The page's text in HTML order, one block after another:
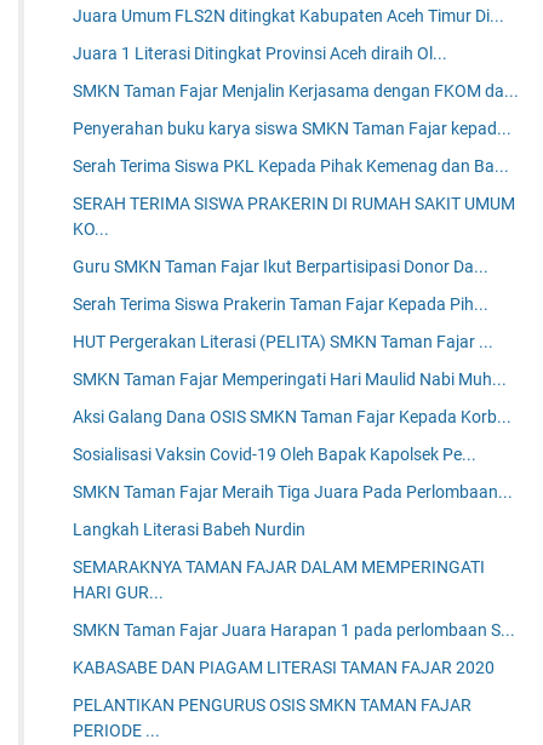
Juara Umum FLS2N ditingkat Kabupaten Aceh Timur Di...
Juara 1 Literasi Ditingkat Provinsi Aceh diraih Ol...
SMKN Taman Fajar Menjalin Kerjasama dengan FKOM da...
Penyerahan buku karya siswa SMKN Taman Fajar kepad...
Serah Terima Siswa PKL Kepada Pihak Kemenag dan Ba...
SERAH TERIMA SISWA PRAKERIN DI RUMAH SAKIT UMUM
KO...
Guru SMKN Taman Fajar Ikut Berpartisipasi Donor Da...
Serah Terima Siswa Prakerin Taman Fajar Kepada Pih...
HUT Pergerakan Literasi (PELITA) SMKN Taman Fajar ...
SMKN Taman Fajar Memperingati Hari Maulid Nabi Muh...
Aksi Galang Dana OSIS SMKN Taman Fajar Kepada Korb...
Sosialisasi Vaksin Covid-19 Oleh Bapak Kapolsek Pe...
SMKN Taman Fajar Meraih Tiga Juara Pada Perlombaan...
Langkah Literasi Babeh Nurdin
SEMARAKNYA TAMAN FAJAR DALAM MEMPERINGATI
HARI GUR...
SMKN Taman Fajar Juara Harapan 1 pada perlombaan S...
KABASABE DAN PIAGAM LITERASI TAMAN FAJAR 2020
PELANTIKAN PENGURUS OSIS SMKN TAMAN FAJAR
PERIODE ...